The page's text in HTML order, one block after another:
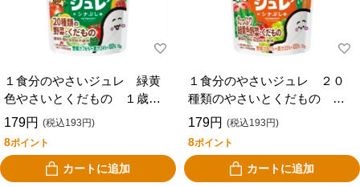
１食分のやさいジュレ 緑黄
色やさいとくだもの １歳か
らずっと
179円 (税込193円)
8ポイント
カートに追加
１食分のやさいジュレ ２０
種類のやさいとくだもの １
歳からずっと
179円 (税込193円)
8ポイント
カートに追加